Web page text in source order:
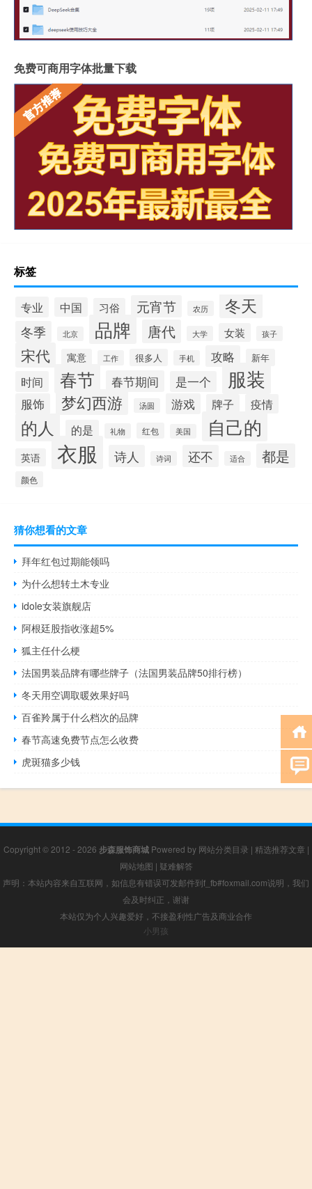
免费可商用字体批量下载
标签
专业 中国 习俗 元宵节 农历 冬天
冬季 北京 品牌 唐代 大学 女装 孩子
宋代 寓意 工作 很多人 手机 攻略 新年
时间 春节 春节期间 是一个 服装
服饰 梦幻西游 汤圆 游戏 牌子 疫情
的人 的是 礼物 红包 美国 自己的
英语 衣服 诗人 诗词 还不 适合 都是
颜色
猜你想看的文章
拜年红包过期能领吗
为什么想转土木专业
idole女装旗舰店
阿根廷股指收涨超5%
狐主任什么梗
法国男装品牌有哪些牌子（法国男装品牌50排行榜）
冬天用空调取暖效果好吗
百雀羚属于什么档次的品牌
春节高速免费节点怎么收费
虎斑猫多少钱
Copyright © 2012 - 2026 步森服饰商城Powered by 网站分类目录 | 精选推荐文章 |
网站地图 | 疑难解答
声明：本站内容来自互联网，如信息有错误可发邮件到f_fb#foxmail.com说明，我们
会及时纠正，谢谢
本站仅为个人兴趣爱好，不接盈利性广告及商业合作
小男孩